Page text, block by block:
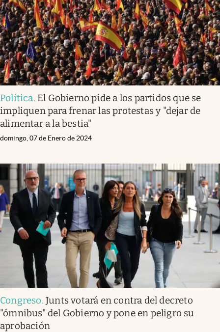
Política. El Gobierno pide a los partidos que se
impliquen para frenar las protestas y "dejar de
alimentar a la bestia"
domingo, 07 de Enero de 2024
Congreso.Junts votará en contra del decreto
"ómnibus" del Gobierno y pone en peligro su
aprobación